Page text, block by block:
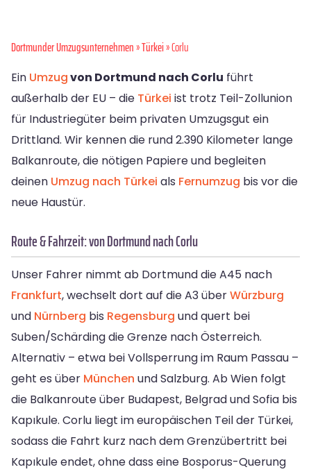
Dortmunder Umzugsunternehmen»Türkei» Corlu
Ein Umzugvon Dortmund nach Corlu führt
außerhalb der EU – die Türkei ist trotz Teil-Zollunion
für Industriegüter beim privaten Umzugsgut ein
Drittland. Wir kennen die rund 2.390 Kilometer lange
Balkanroute, die nötigen Papiere und begleiten
deinen Umzug nach Türkei als Fernumzug bis vor die
neue Haustür.
Route & Fahrzeit: von Dortmund nach Corlu
Unser Fahrer nimmt ab Dortmund die A45 nach
Frankfurt, wechselt dort auf die A3 überWürzburg
und Nürnberg bis Regensburg und quert bei
Suben/Schärding die Grenze nach Österreich.
Alternativ – etwa bei Vollsperrung im Raum Passau –
geht es über München und Salzburg. Ab Wien folgt
die Balkanroute über Budapest, Belgrad und Sofia bis
Kapıkule. Corlu liegt im europäischen Teil der Türkei,
sodass die Fahrt kurz nach dem Grenzübertritt bei
Kapıkule endet, ohne dass eine Bosporus-Querung